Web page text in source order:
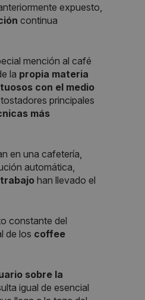
expuesto,
continua
mención al café
la propia materia
con el medio
principales
más
en una cafetería,
automática,
han llevado el
constante del
de los coffee
sobre la
igual de esencial